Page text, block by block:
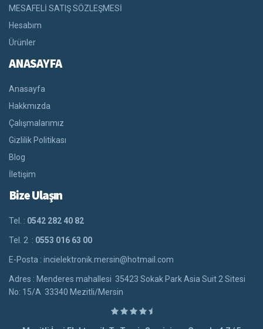
MESAFELİ SATIŞ SÖZLEŞMESİ
Hesabım
Ürünler
ANASAYFA
Anasayfa
Hakkmızda
Çalışmalarımız
Gizlilik Politikası
Blog
İletişim
Bize Ulaşın
Tel. : 0542 282 40 82
Tel. 2 : 0553 016 63 00
E-Posta : incielektronik.mersin@hotmail.com
Adres : Menderes mahallesi 35423 Sokak Park Asia Suit 2 Sitesi
No: 15/A 33340 Mezitli/Mersin